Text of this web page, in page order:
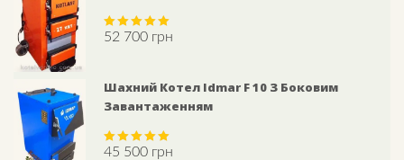
Rated5.00
52 700 грн
Шахний Котел Idmar F 10 З Боковим
Завантаженням
Rated5.00
45 500 грн